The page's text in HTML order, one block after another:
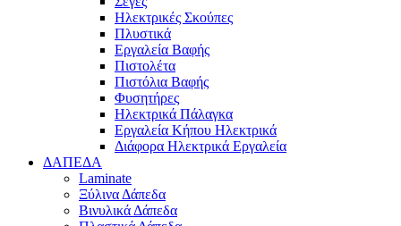
Ηλεκτρικές Σκούπες
Πλυστικά
Εργαλεία Βαφής
Πιστολέτα
Πιστόλια Βαφής
Φυσητήρες
Ηλεκτρικά Πάλαγκα
Εργαλεία Κήπου Ηλεκτρικά
Διάφορα Ηλεκτρικά Εργαλεία
ΔΑΠΕΔΑ
Laminate
Ξύλινα Δάπεδα
Βινυλικά Δάπεδα